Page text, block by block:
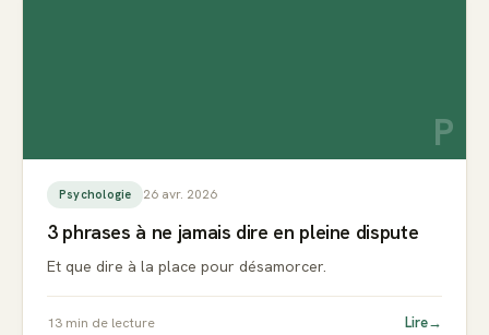
P
Psychologie 26 avr. 2026
3 phrases à ne jamais dire en pleine dispute
Et que dire à la place pour désamorcer.
13 min de lecture Lire→